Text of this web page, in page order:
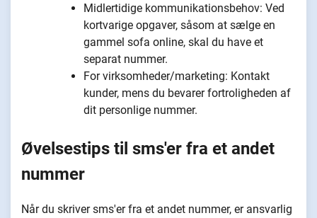
Midlertidige kommunikationsbehov: Ved
kortvarige opgaver, såsom at sælge en
gammel sofa online, skal du have et
separat nummer.
For virksomheder/marketing: Kontakt
kunder, mens du bevarer fortroligheden af
dit personlige nummer.
Øvelsestips til sms'er fra et andet
nummer
Når du skriver sms'er fra et andet nummer, er ansvarlig